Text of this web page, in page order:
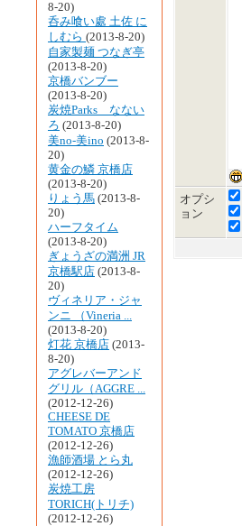
8-20)
呑み喰い處 土佐 に
しむら (2013-8-20)
自家製麺 つなぎ亭
(2013-8-20)
京橋バンブー
(2013-8-20)
炭焼Parks なない
ろ (2013-8-20)
美no-美ino (2013-8-
20)
黄金の鱗 京橋店
(2013-8-20)
りょう馬 (2013-8-
20)
ハーフタイム
(2013-8-20)
ぎょうざの満洲 JR
京橋駅店 (2013-8-
20)
ヴィネリア・ジャ
ンニ （Vineria ...
(2013-8-20)
灯花 京橋店 (2013-
8-20)
アグレバーアンド
グリル（AGGRE ...
(2012-12-26)
CHEESE DE
TOMATO 京橋店
(2012-12-26)
漁師酒場 とら丸
(2012-12-26)
炭焼工房
TORICH(トリチ)
(2012-12-26)
オプシ
ョン